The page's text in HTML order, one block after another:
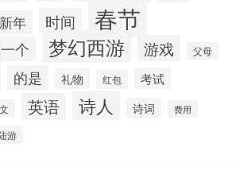
新年 时间 春节
个 梦幻西游 游戏 父母
的是 礼物 红包 考试
英语 诗人 诗词 费用
游